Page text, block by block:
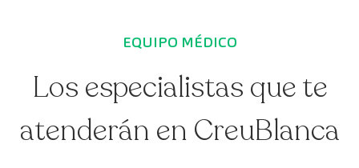
EQUIPO MÉDICO
Los especialistas que te
atenderán en CreuBlanca